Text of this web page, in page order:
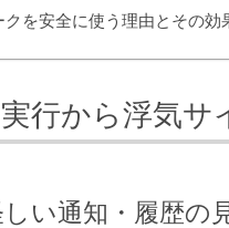
クを安全に使う理由とその効
行から浮気サ
い通知・履歴の